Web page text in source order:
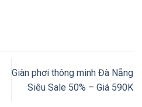
Giàn phơi thông minh Đà Nẵng
Siêu Sale 50% – Giá 590K